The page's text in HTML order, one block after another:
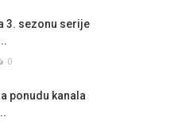
3. sezonu serije
0
ponudu kanala